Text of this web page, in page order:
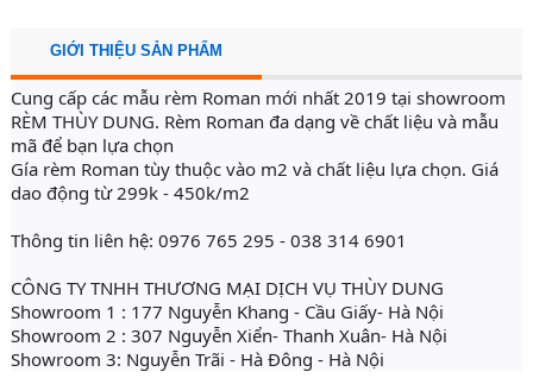
GIỚI THIỆU SẢN PHẨM
Cung cấp các mẫu rèm Roman mới nhất 2019 tại showroom
RÈM THÙY DUNG. Rèm Roman đa dạng về chất liệu và mẫu
mã để bạn lựa chọn
Gía rèm Roman tùy thuộc vào m2 và chất liệu lựa chọn. Giá
dao động từ 299k - 450k/m2
Thông tin liên hệ: 0976 765 295 - 038 314 6901
CÔNG TY TNHH THƯƠNG MẠI DỊCH VỤ THÙY DUNG
Showroom 1 : 177 Nguyễn Khang - Cầu Giấy- Hà Nội
Showroom 2 : 307 Nguyễn Xiển- Thanh Xuân- Hà Nội
Showroom 3: Nguyễn Trãi - Hà Đông - Hà Nội